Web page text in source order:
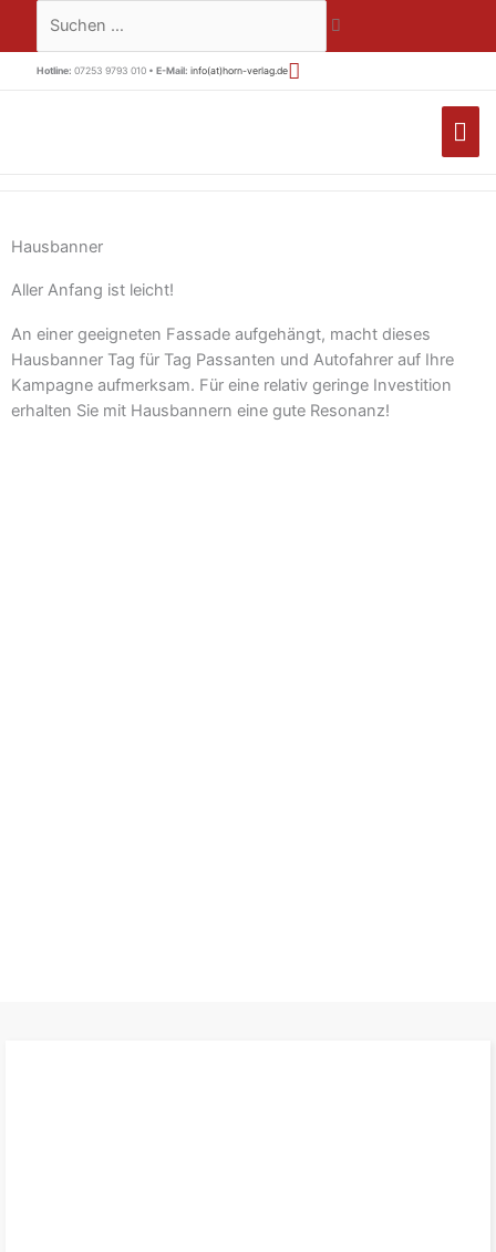
springen
Suchen …
Hotline: 07253 9793 010 • E-Mail: info(at)horn-verlag.de
Hausbanner
Aller Anfang ist leicht!
An einer geeigneten Fassade aufgehängt, macht dieses
Hausbanner Tag für Tag Passanten und Autofahrer auf Ihre
Kampagne aufmerksam. Für eine relativ geringe Investition
erhalten Sie mit Hausbannern eine gute Resonanz!